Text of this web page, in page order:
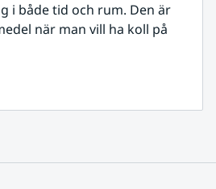
i både tid och rum. Den är
när man vill ha koll på